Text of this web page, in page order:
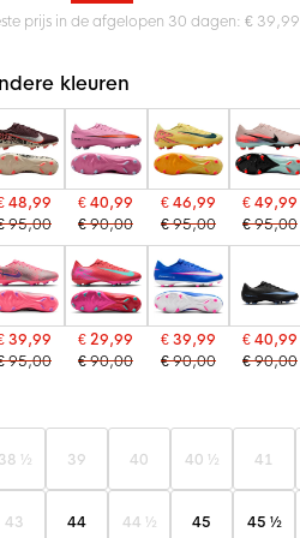
prijs in de afgelopen 30 dagen: € 39,99
kleuren
48,99
95,00
€ 40,99
€ 90,00
€ 46,99
€ 95,00
€ 49,99
€ 95,00
39,99
95,00
€ 29,99
€ 90,00
€ 39,99
€ 90,00
€ 40,99
€ 90,00
½ 39 40 40 ½ 41
43 44 44 ½ 45 45 ½